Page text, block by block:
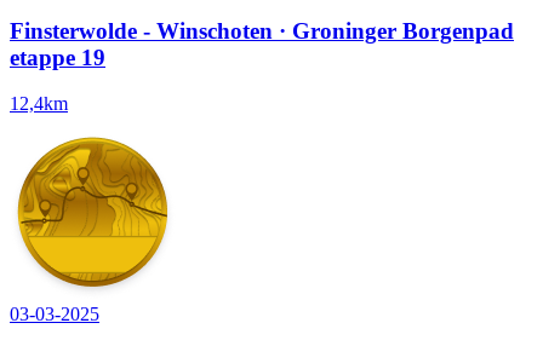
Finsterwolde - Winschoten · Groninger Borgenpad
etappe 19
12,4km
03-03-2025